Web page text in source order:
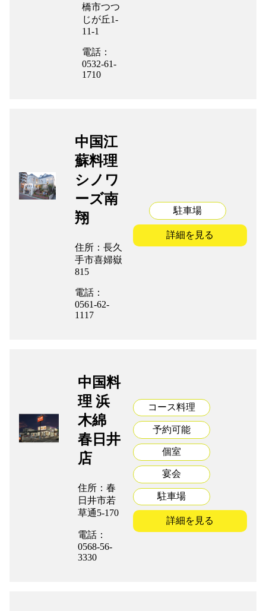
橋市つつ
じが丘1-
11-1
電話：
0532-61-
1710
中国江
蘇料理
シノワ
ーズ南
翔
住所：長久
手市喜婦嶽
815
電話：
0561-62-
1117
駐車場
詳細を見る
中国料
理 浜
木綿
春日井
店
住所：春
日井市若
草通5-170
電話：
0568-56-
3330
コース料理
予約可能
個室
宴会
駐車場
詳細を見る